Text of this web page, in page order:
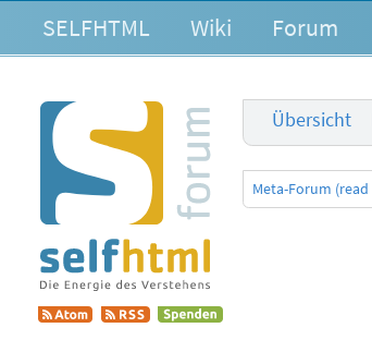
SELFHTML Wiki Forum
Übersicht
Meta-Forum